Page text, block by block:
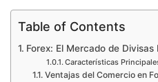
Table of Contents
Forex: El Mercado de Divisas
Características
Ventajas del Comercio en